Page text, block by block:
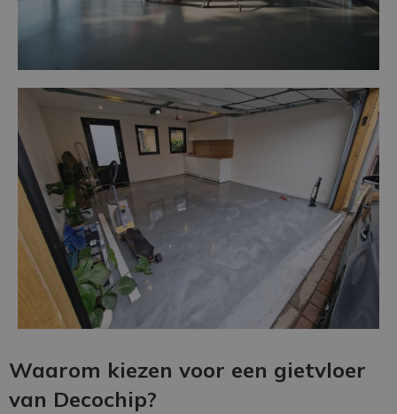
Waarom kiezen voor een gietvloer
van Decochip?